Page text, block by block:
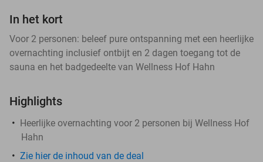
In het kort
Voor 2 personen: beleef pure ontspanning met een heerlijke
overnachting inclusief ontbijt en 2 dagen toegang tot de
sauna en het badgedeelte van Wellness Hof Hahn
Highlights
Heerlijke overnachting voor 2 personen bij Wellness Hof
Hahn
Zie hier de inhoud van de deal